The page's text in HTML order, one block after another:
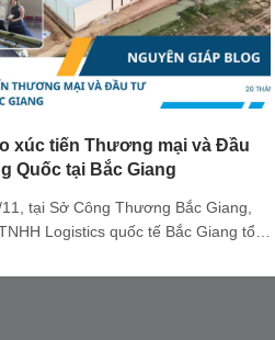
xúc tiến Thương mại và Đầu
Quốc tại Bắc Giang
tại Sở Công Thương Bắc Giang,
Logistics quốc tế Bắc Giang tổ
tại Bắc Giang. Hội thảo có sự tham